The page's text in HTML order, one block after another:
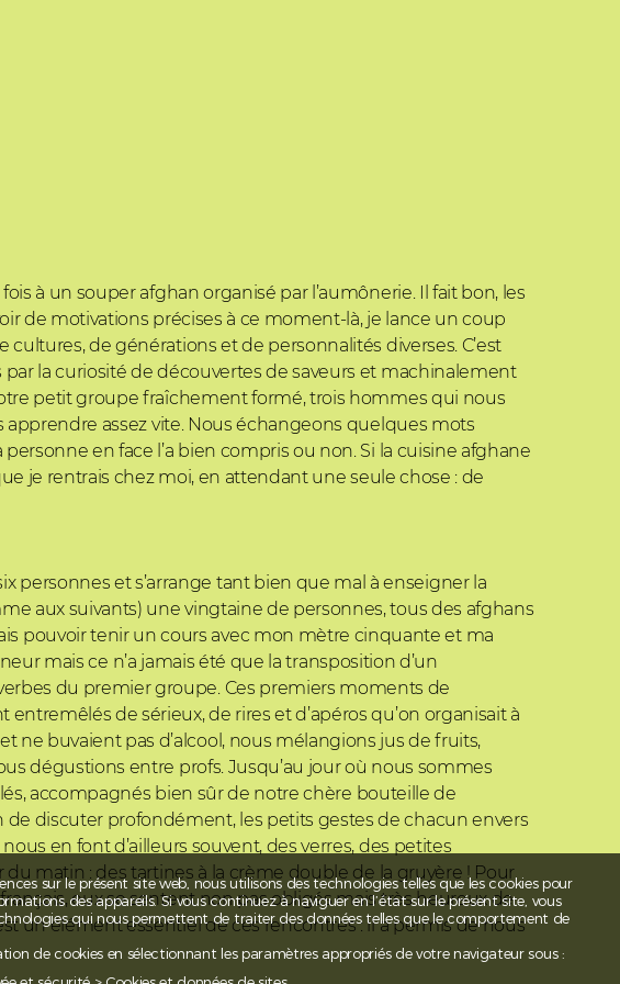
à un souper afghan organisé par l’aumônerie. Il fait bon, les
de motivations précises à ce moment-là, je lance un coup
de générations et de personnalités diverses. C’est
la curiosité de découvertes de saveurs et machinalement
petit groupe fraîchement formé, trois hommes qui nous
apprendre assez vite. Nous échangeons quelques mots
en face l’a bien compris ou non. Si la cuisine afghane
je rentrais chez moi, en attendant une seule chose : de
et s’arrange tant bien que mal à enseigner la
aux suivants) une vingtaine de personnes, tous des afghans
pouvoir tenir un cours avec mon mètre cinquante et ma
mais ce n’a jamais été que la transposition d’un
du premier groupe. Ces premiers moments de
de sérieux, de rires et d’apéros qu’on organisait à
ne buvaient pas d’alcool, nous mélangions jus de fruits,
dégustions entre profs. Jusqu’au jour où nous sommes
accompagnés bien sûr de notre chère bouteille de
discuter profondément, les petits gestes de chacun envers
en font d’ailleurs souvent, des verres, des petites
matin : des tartines à la crème double de la gruyère ! Pour
eux se sentent non pas obligés mais très heureux de
un élément essentiel de ces rencontres : il a permis de nous
sur le présent site web, nous utilisons des technologies telles que les cookies pour
des appareils. Si vous continuez à naviguer en l’état sur le présent site, vous
qui nous permettent de traiter des données telles que le comportement de
de cookies en sélectionnant les paramètres appropriés de votre navigateur sous :